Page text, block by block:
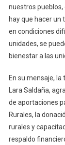
nuestros pueblos,
hay que hacer un
en condiciones
unidades, se
bienestar a las
En su mensaje,
Lara Saldaña,
de aportaciones
Rurales, la
rurales y
respaldo